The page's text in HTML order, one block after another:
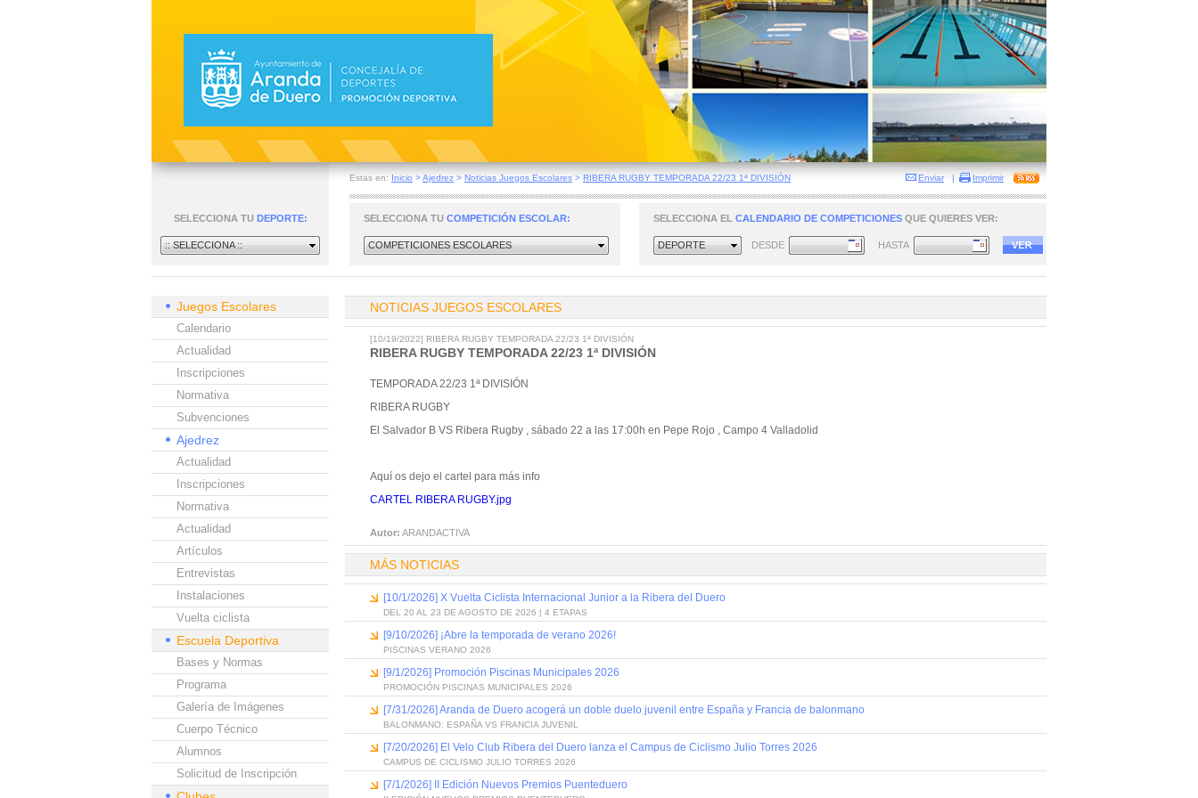
Estas en: Inicio >Ajedrez > Noticias Juegos Escolares > RIBERA RUGBY TEMPORADA 22/23 1ª DIVISIÓN Enviar | Imprimir
SELECCIONA TU DEPORTE:
:: SELECCIONA ::
SELECCIONA TU COMPETICIÓN ESCOLAR:
COMPETICIONES ESCOLARES
SELECCIONA EL CALENDARIO DE COMPETICIONES QUE QUIERES VER:
DEPORTE DESDE HASTA
Juegos Escolares
Calendario
Actualidad
Inscripciones
Normativa
Subvenciones
Ajedrez
Actualidad
Inscripciones
Normativa
Actualidad
Artículos
Entrevistas
Instalaciones
Vuelta ciclista
Escuela Deportiva
Bases y Normas
Programa
Galería de Imágenes
Cuerpo Técnico
Alumnos
Solicitud de Inscripción
NOTICIAS JUEGOS ESCOLARES
[10/19/2022] RIBERA RUGBY TEMPORADA 22/23 1ª DIVISIÓN
RIBERA RUGBY TEMPORADA 22/23 1ª DIVISIÓN
TEMPORADA 22/23 1ª DIVISIÓN
RIBERA RUGBY
El Salvador B VS Ribera Rugby , sábado 22 a las 17:00h en Pepe Rojo , Campo 4 Valladolid
Aquí os dejo el cartel para más info
CARTEL RIBERA RUGBY.jpg
Autor: ARANDACTIVA
MÁS NOTICIAS
[10/1/2026] X Vuelta Ciclista Internacional Junior a la Ribera del Duero
DEL 20 AL 23 DE AGOSTO DE 2026 | 4 ETAPAS
[9/10/2026] ¡Abre la temporada de verano 2026!
PISCINAS VERANO 2026
[9/1/2026] Promoción Piscinas Municipales 2026
PROMOCIÓN PISCINAS MUNICIPALES 2026
[7/31/2026] Aranda de Duero acogerá un doble duelo juvenil entre España y Francia de balonmano
BALONMANO: ESPAÑA VS FRANCIA JUVENIL
[7/20/2026] El Velo Club Ribera del Duero lanza el Campus de Ciclismo Julio Torres 2026
CAMPUS DE CICLISMO JULIO TORRES 2026
[7/1/2026] II Edición Nuevos Premios Puenteduero